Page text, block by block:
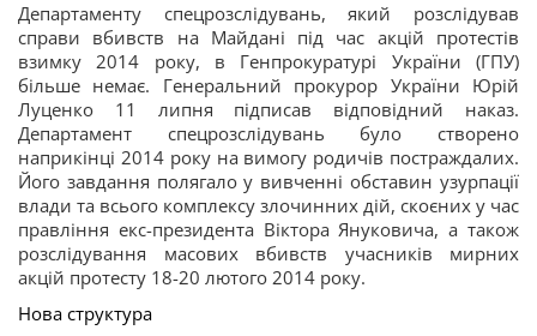
Департаменту спецрозслідувань, який розслідував
справи вбивств на Майдані під час акцій протестів
взимку 2014 року, в Генпрокуратурі України (ГПУ)
більше немає. Генеральний прокурор України Юрій
Луценко 11 липня підписав відповідний наказ.
Департамент спецрозслідувань було створено
наприкінці 2014 року на вимогу родичів постраждалих.
Його завдання полягало у вивченні обставин узурпації
влади та всього комплексу злочинних дій, скоєних у час
правління екс-президента Віктора Януковича, а також
розслідування масових вбивств учасників мирних
акцій протесту 18-20 лютого 2014 року.
Нова структура